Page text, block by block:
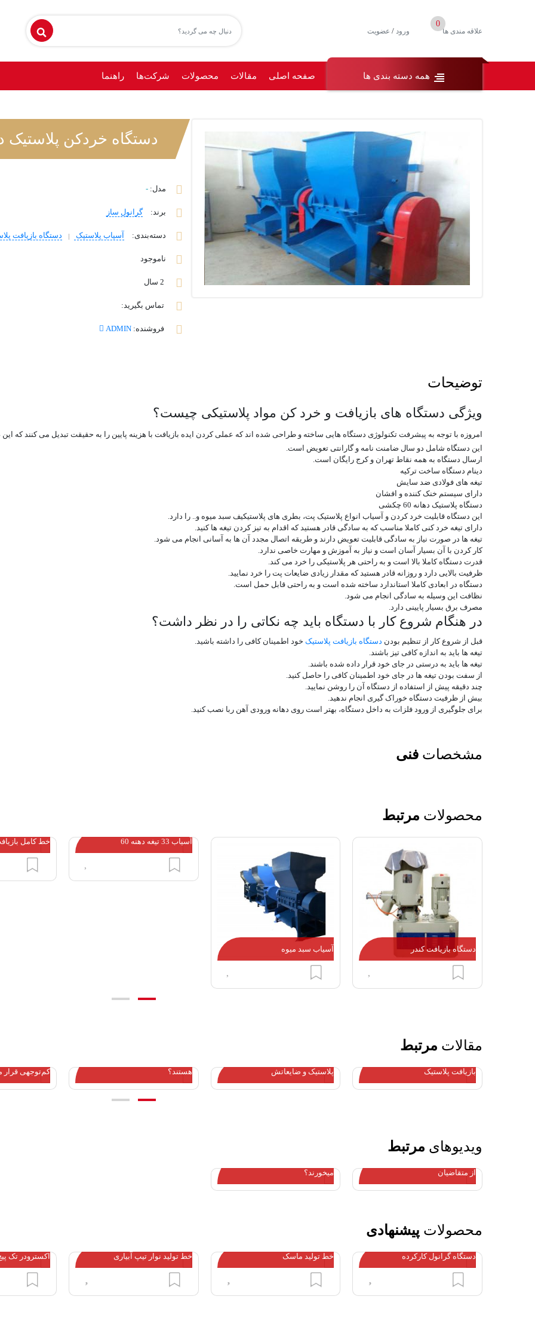
علاقه مندی ها
0
ورود / عضویت
همه دسته بندی ها صفحه اصلی مقالات محصولات شرکت‌ها راهنما
دستگاه خردکن پلاستیک دهنه 60
مدل: -
برند: گرانول ساز
دسته‌بندی: آسیاب پلاستیک دستگاه بازیافت
ناموجود
2 سال
تماس بگیرید:
فروشنده: ADMIN
توضیحات
ویژگی دستگاه های بازیافت و خرد کن مواد پلاستیکی چیست؟
امروزه با توجه به پیشرفت تکنولوژی دستگاه هایی ساخته و طراحی شده اند که عملی کردن ایده بازیافت با هزینه پایین را به حقیقت تبدیل می کنند که
این دستگاه شامل دو سال ضامنت نامه و گارانتی تعویض است.
ارسال دستگاه به همه نقاط تهران و کرج رایگان است.
دینام دستگاه ساخت ترکیه
تیغه های فولادی ضد سایش
دارای سیستم خنک کننده و افشان
دستگاه پلاستیک دهانه 60 چکشی
این دستگاه قابلیت خرد کردن و آسیاب انواع پلاستیک پت، بطری های پلاستیکیف سبد میوه و.. را دارد.
دارای تیغه خرد کنی کاملا مناسب که به سادگی قادر هستید که اقدام به تیز کردن تیغه ها کنید.
تیغه ها در صورت نیاز به سادگی قابلیت تعویض دارند و طریقه اتصال مجدد آن ها به آسانی انجام می شود.
کار کردن با آن بسیار آسان است و نیاز به آموزش و مهارت خاصی ندارد.
قدرت دستگاه کاملا بالا است و به راحتی هر پلاستیکی را خرد می کند.
ظرفیت بالایی دارد و روزانه قادر هستید که مقدار زیادی ضایعات پت را خرد نمایید.
دستگاه در ابعادی کاملا استاندارد ساخته شده است و به راحتی قابل حمل است.
نظافت این وسیله به سادگی انجام می شود.
مصرف برق بسیار پایینی دارد.
در هنگام شروع کار با دستگاه باید چه نکاتی را در نظر داشت؟
قبل از شروع کار از تنظیم بودن دستگاه بازیافت پلاستیک خود اطمینان کافی را داشته باشید.
تیغه ها باید به اندازه کافی تیز باشند.
تیغه ها باید به درستی در جای خود قرار داده شده باشند.
از سفت بودن تیغه ها در جای خود اطمینان کافی را حاصل کنید.
چند دقیقه پیش از استفاده از دستگاه آن را روشن نمایید.
بیش از ظرفیت دستگاه خوراک گیری انجام ندهید.
برای جلوگیری از ورود فلزات به داخل دستگاه، بهتر است روی دهانه ورودی آهن ربا نصب کنید.
مشخصات فنی
محصولات مرتبط
دستگاه بازیافت کندر آسیاب سبد میوه
آسیاب 33 تیغه دهنه 60 خط کامل
مقالات مرتبط
بازیافت پلاستیک
پلاستیک و ضایعاتش
هستند؟
کم‌توجهی قرار
ویدیوهای مرتبط
از متقاضیان
میخورند؟
محصولات پیشنهادی
دستگاه گرانول کارکرده خط تولید ماسک خط تولید نوار تیپ آبیاری اکسترودر تک